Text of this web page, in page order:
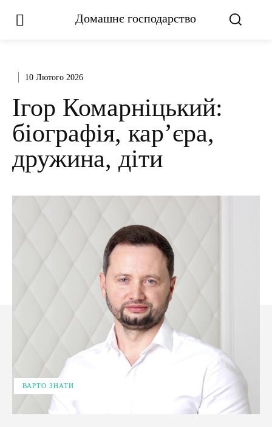
Домашнє господарство
10 Лютого 2026
Ігор Комарніцький:
біографія, кар’єра,
дружина, діти
ВАРТО ЗНАТИ